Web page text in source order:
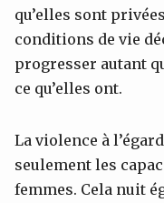
qu’elles sont
conditions de vie
progresser autant
ce qu’elles ont.
La violence à
seulement les
femmes. Cela nuit